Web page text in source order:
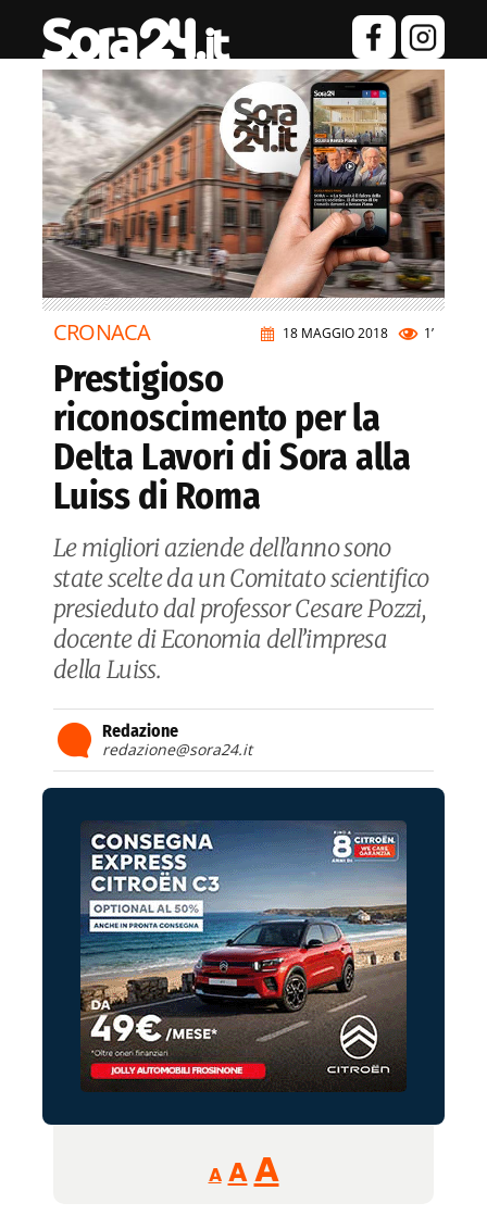
18 MAGGIO 2018 1’
CRONACA
Prestigioso
riconoscimento per la
Delta Lavori di Sora alla
Luiss di Roma
Le migliori aziende dell’anno sono
state scelte da un Comitato scientifico
presieduto dal professor Cesare Pozzi,
docente di Economia dell’impresa
della Luiss.
Redazione
redazione@sora24.it
A
Reducir
tamaño
A Restablecer
AAumentar